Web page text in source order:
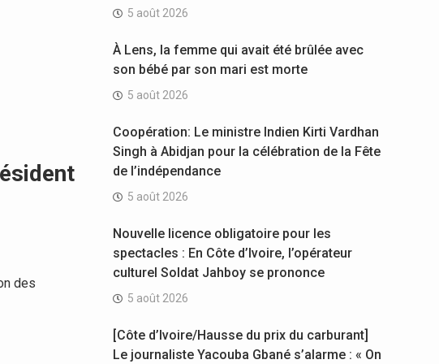
des
5 août 2026
À Lens, la femme qui avait été brûlée avec
son bébé par son mari est morte
5 août 2026
Coopération: Le ministre Indien Kirti Vardhan
Singh à Abidjan pour la célébration de la Fête
de l’indépendance
5 août 2026
Nouvelle licence obligatoire pour les
spectacles : En Côte d’Ivoire, l’opérateur
culturel Soldat Jahboy se prononce
5 août 2026
[Côte d’Ivoire/Hausse du prix du carburant]
Le journaliste Yacouba Gbané s’alarme : « On